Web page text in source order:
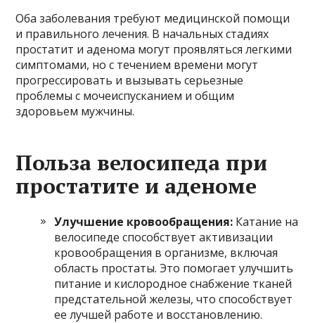
Оба заболевания требуют медицинской помощи
и правильного лечения. В начальных стадиях
простатит и аденома могут проявляться легкими
симптомами, но с течением времени могут
прогрессировать и вызывать серьезные
проблемы с мочеиспусканием и общим
здоровьем мужчины.
Польза велосипеда при
простатите и аденоме
Улучшение кровообращения: Катание на
велосипеде способствует активизации
кровообращения в организме, включая
область простаты. Это помогает улучшить
питание и кислородное снабжение тканей
предстательной железы, что способствует
ее лучшей работе и восстановлению.